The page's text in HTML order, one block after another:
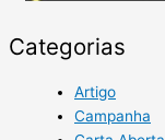
Categorias
Artigo
Campanha